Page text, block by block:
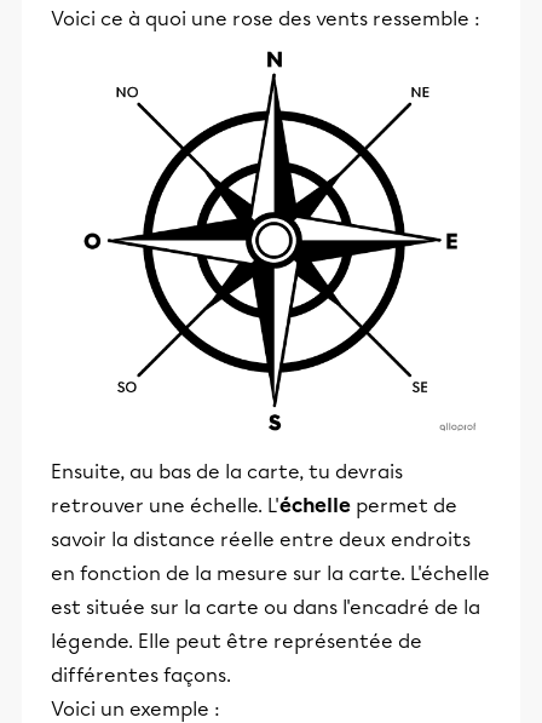
Voici ce à quoi une rose des vents ressemble :
Ensuite, au bas de la carte, tu devrais
retrouver une échelle. L'échelle permet de
savoir la distance réelle entre deux endroits
en fonction de la mesure sur la carte. L'échelle
est située sur la carte ou dans l'encadré de la
légende. Elle peut être représentée de
différentes façons.
Voici un exemple :